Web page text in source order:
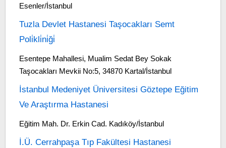
Esenler/İstanbul
Tuzla Devlet Hastanesi Taşocakları Semt
Poli̇kli̇ni̇ği̇
Esentepe Mahallesi, Mualim Sedat Bey Sokak
Taşocakları Mevkii No:5, 34870 Kartal/İstanbul
İstanbul Medeniyet Üniversitesi Göztepe Eğitim
Ve Araştırma Hastanesi
Eğitim Mah. Dr. Erkin Cad. Kadıköy/İstanbul
İ.Ü. Cerrahpaşa Tıp Fakültesi Hastanesi